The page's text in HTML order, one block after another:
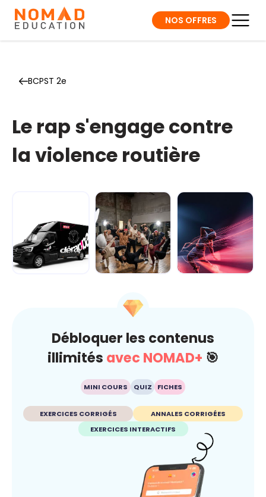
NOS OFFRES
BCPST 2e
Le rap s'engage contre
la violence routière
Carré sur la
route... je gère
avant qu'ç...
Débloquer les contenus
illimités avec NOMAD+ 🎯
MINI COURS QUIZ FICHES
EXERCICES CORRIGÉS
ANNALES CORRIGÉES
EXERCICES INTERACTIFS